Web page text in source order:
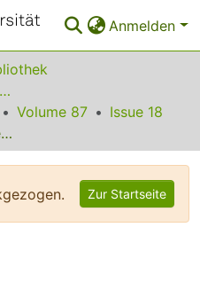
Anmelden
Sonstige Volltexte aus dem Bibliotheksangebot
Volume 87
Issue 18
Photofissility of Actinide Nuclei at Intermediate Energies
Zur Startseite